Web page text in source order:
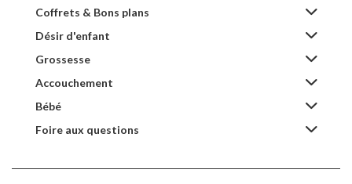
Coffrets & Bons plans
Désir d'enfant
Grossesse
Accouchement
Bébé
Foire aux questions